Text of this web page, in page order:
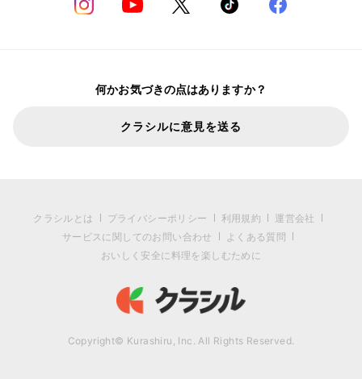
何かお気づきの点はありますか？
クラシルに意見を送る
クラシルとは プライバシーポリシー 利用規約
運営会社
サービスに関してのお問い合わせ
よくある質問
おいしく安全に料理を楽しむために
Copyright© Kurashiru, Inc. All Rights Reserved.